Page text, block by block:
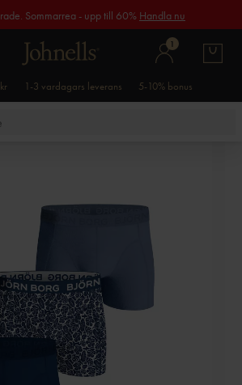
Sommarrea - upp till 60% Handla nu
1
1-3 vardagars leverans 5-10% bonus